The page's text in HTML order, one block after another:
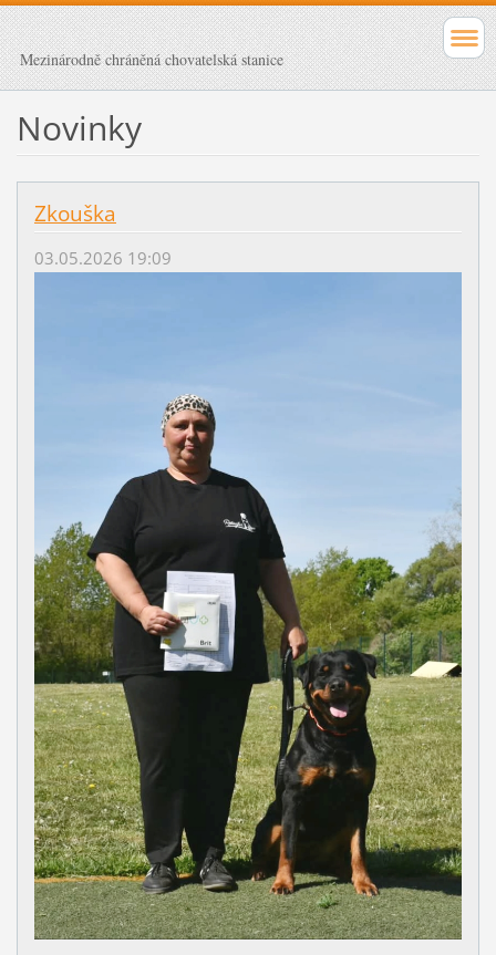
Mezinárodně chráněná chovatelská stanice
Novinky
Zkouška
03.05.2026 19:09